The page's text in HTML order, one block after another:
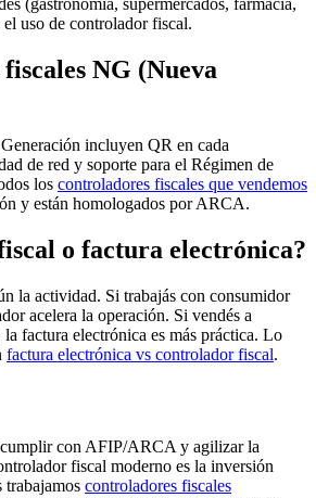
(gastronomía, supermercados, farmacia,
uso de controlador fiscal.
NG (Nueva
incluyen QR en cada
de red y soporte para el Régimen de
los controladores fiscales que vendemos
y están homologados por ARCA.
o factura electrónica?
la actividad. Si trabajás con consumidor
acelera la operación. Si vendés a
factura electrónica es más práctica. Lo
factura electrónica vs controlador fiscal.
con AFIP/ARCA y agilizar la
fiscal moderno es la inversión
controladores fiscales